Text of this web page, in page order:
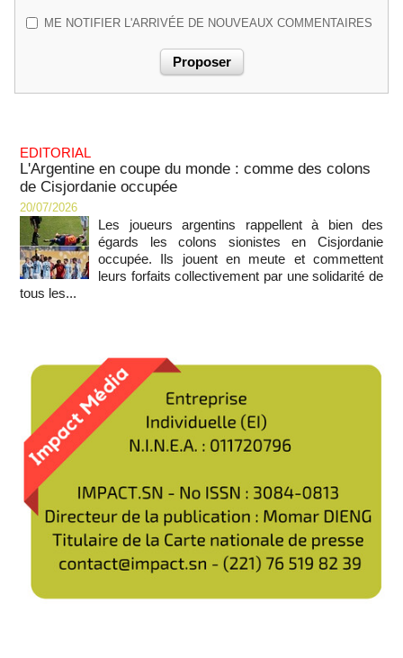
ME NOTIFIER L'ARRIVÉE DE NOUVEAUX COMMENTAIRES
EDITORIAL
L'Argentine en coupe du monde : comme des colons
de Cisjordanie occupée
20/07/2026
Les joueurs argentins rappellent à bien des
égards les colons sionistes en Cisjordanie
occupée. Ils jouent en meute et commettent
leurs forfaits collectivement par une solidarité de
tous les...